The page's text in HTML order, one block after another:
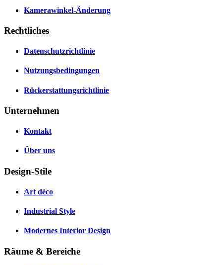
Kamerawinkel-Änderung
Rechtliches
Datenschutzrichtlinie
Nutzungsbedingungen
Rückerstattungsrichtlinie
Unternehmen
Kontakt
Über uns
Design-Stile
Art déco
Industrial Style
Modernes Interior Design
Räume & Bereiche